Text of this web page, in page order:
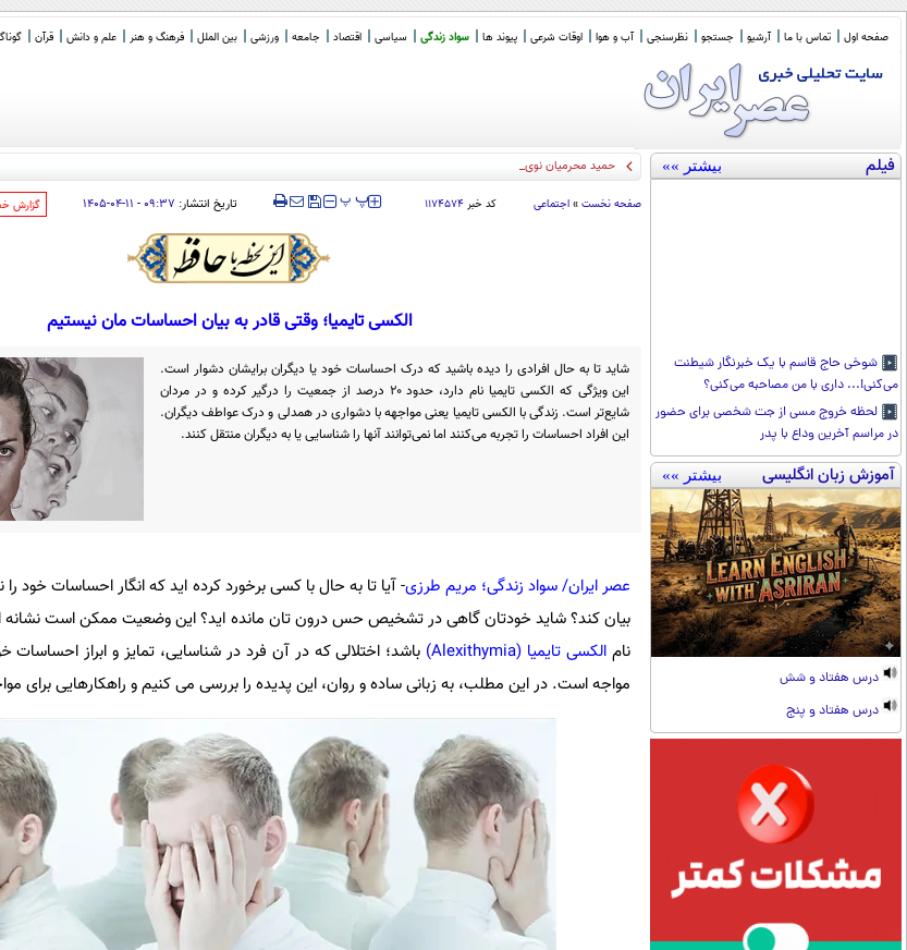
صفحه اول تماس با ما آرشیو جستجو نظرسنجی آب و هوا اوقات شرعی پیوند ها سواد زندگی سیاسی اقتصاد جامعه ورزشی بین الملل فرهنگ و هنر علم و دانش قرآن
فیلم بیشتر »»
شوخی حاج قاسم با یک خبرنگار شیطنت
می‌کنی!... داری با من مصاحبه می‌کنی؟
لحظه خروج مسی از جت شخصی برای حضور
در مراسم آخرین وداع با پدر
آموزش زبان انگلیسی بیشتر »»
درس هفتاد و شش
درس هفتاد و پنج
حمید محرمیان نویسنده و مترجم درگذشت
صفحه نخست » اجتماعی کد خبر ۱۱۷۴۵۷۴ ‍‍‍ پ پ تاریخ انتشار: ۰۹:۳۷ - ۱۱-۰۴-۱۴۰۵ ‌گزارش
الکسی تایمیا؛ وقتی قادر به بیان احساسات مان نیستیم
شاید تا به حال افرادی را دیده باشید که درک احساسات خود یا دیگران برایشان دشوار است.
این ویژگی که الکسی تایمیا نام دارد، حدود ۲۰ درصد از جمعیت را درگیر کرده و در مردان
شایع‌تر است. زندگی با الکسی تایمیا یعنی مواجهه با دشواری در همدلی و درک عواطف دیگران.
این افراد احساسات را تجربه می‌کنند اما نمی‌توانند آنها را شناسایی یا به دیگران منتقل کنند.
عصر ایران/ سواد زندگی؛ مریم طرزی- آیا تا به حال با کسی برخورد کرده اید که انگار احساسات خود را
بیان کند؟ شاید خودتان گاهی در تشخیص حس درون تان مانده اید؟ این وضعیت ممکن است نشانه
نام الکسی تایمیا (Alexithymia)
باشد؛ اختلالی که در آن فرد در شناسایی، تمایز و ابراز
مواجه است. در این مطلب، به زبانی ساده و روان، این پدیده را بررسی می کنیم و راهکارهایی برای